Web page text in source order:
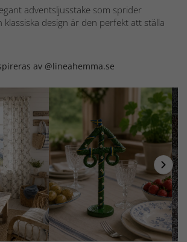
adventsljusstake som sprider
klassiska design är den perfekt att ställa
av @lineahemma.se